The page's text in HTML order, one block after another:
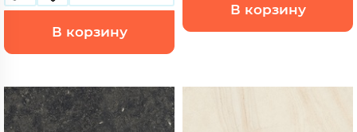
В корзину
В корзину